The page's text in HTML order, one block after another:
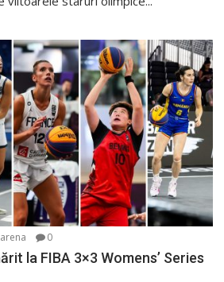
0
la FIBA 3×3 Womens’ Series